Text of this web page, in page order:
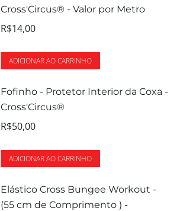
Cross'Circus® - Valor por Metro
R$14,00
ADICIONAR AO CARRINHO
Fofinho - Protetor Interior da Coxa -
Cross'Circus®
R$50,00
ADICIONAR AO CARRINHO
Elástico Cross Bungee Workout -
(55 cm de Comprimento ) -